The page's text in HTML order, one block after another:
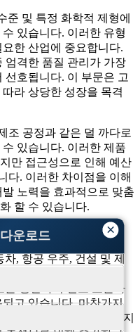
×
운로드
준 및 특정 화학적 제형에
있습니다. 이러한 유형
한 산업에 중요합니다.
엄격한 품질 관리가 가장
선호됩니다. 이 부문은 고
라 상당한 성장을 목격
조 공정과 같은 덜 까다로
있습니다. 이러한 제품
만 접근성으로 인해 예산
다. 이러한 차이점을 이해
노력을 효과적으로 맞춤
할 수 있습니다.
차, 항공 우주, 건설 및 제
다. 자동차 부문에서
를 생산하여 연료 효율과
고 있습니다. 마찬가지
이나 성능을 손상시키지